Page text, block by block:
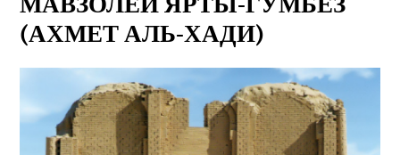
(АХМЕТ АЛЬ-ХАДИ)